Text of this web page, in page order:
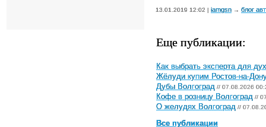
13.01.2019 12:02 | iamgsn → блог
Еще публикации:
Как выбрать эксперта для
Жёлуди купим Ростов-на-
Дубы Волгоград // 07.08.2026
Кофе в розницу Волгоград //
О желудях Волгоград //
Все публикации